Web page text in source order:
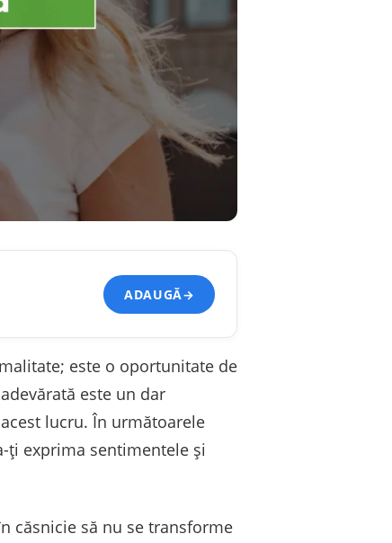
ADAUGĂ→
este o oportunitate de
este un dar
lucru. În următoarele
ți exprima sentimentele și
căsnicie să nu se transforme